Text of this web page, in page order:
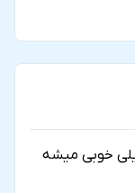
خوبی میشه